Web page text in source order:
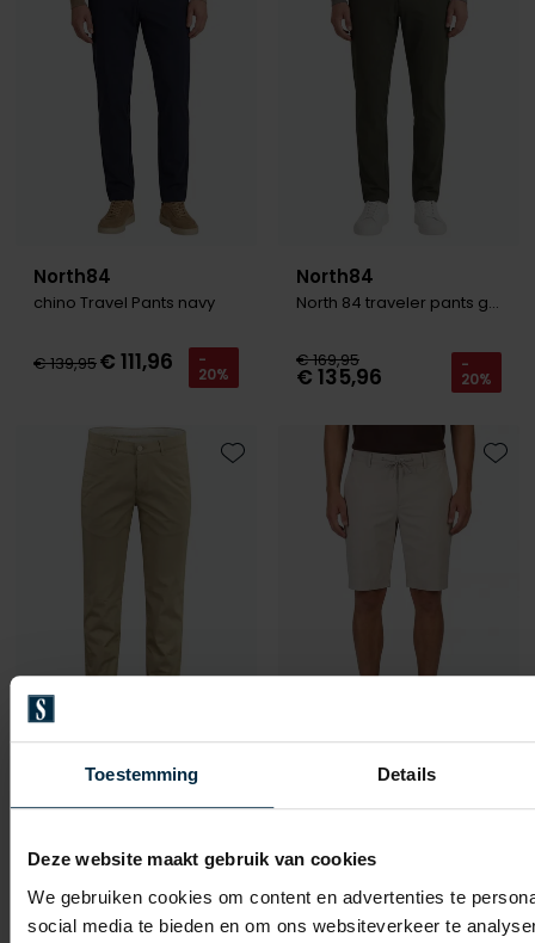
Toestemming Details
Deze website maakt gebruik van cookies
We gebruiken cookies om content en advertenties te
social media te bieden en om ons websiteverkeer te
North84
chino Travel Pants navy
€ 139,95€ 111,96 -
20%
North84
North 84 traveler pants groen
€ 169,95
€ 135,96 -
20%
North84
€ 139,95€ 111,96 -
20%
Toevoegen aan favorieten
€ 109,95€ 87,96